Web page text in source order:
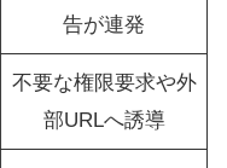
告が連発
不要な権限要求や外
部URLへ誘導